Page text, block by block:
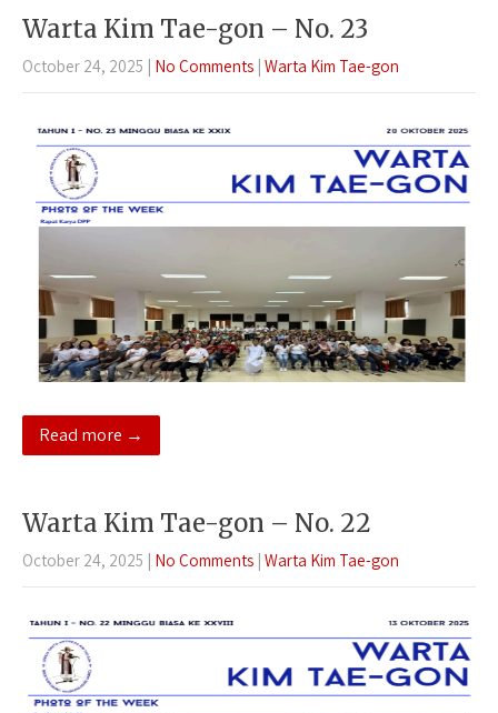
Warta Kim Tae-gon – No. 23
October 24, 2025 | No Comments | Warta Kim Tae-gon
Read more →
Warta Kim Tae-gon – No. 22
October 24, 2025 | No Comments | Warta Kim Tae-gon